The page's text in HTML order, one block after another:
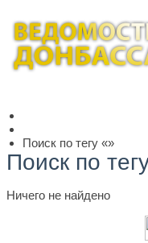
Поиск по тегу «»
Поиск по
Ничего не найдено